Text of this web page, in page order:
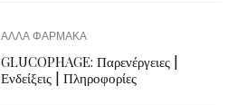
ΑΛΛΑ ΦΑΡΜΑΚΑ
GLUCOPHAGE: Παρενέργειες |
Ενδείξεις | Πληροφορίες